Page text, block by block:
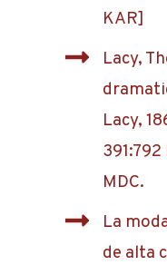
KAR]
Lacy,
Lacy,
MDC.
La
de alta